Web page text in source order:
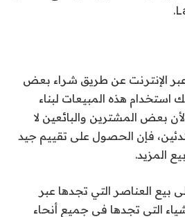
عبر الإنترنت عن طريق شراء بعض
استخدام هذه المبيعات لبناء
بعض المشترين والبائعين لا
فإن الحصول على تقييم جيد
المزيد.
العناصر التي تجدها عبر
التي تجدها في جميع أنحاء